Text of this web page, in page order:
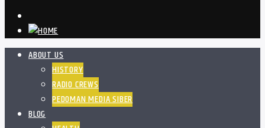
ABOUT US
HISTORY
RADIO CREWS
PEDOMAN MEDIA SIBER
BLOG